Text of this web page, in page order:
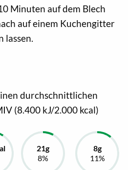
Minuten auf dem Blech
auf einem Kuchengitter
lassen.
durchschnittlichen
(8.400 kJ/2.000 kcal)